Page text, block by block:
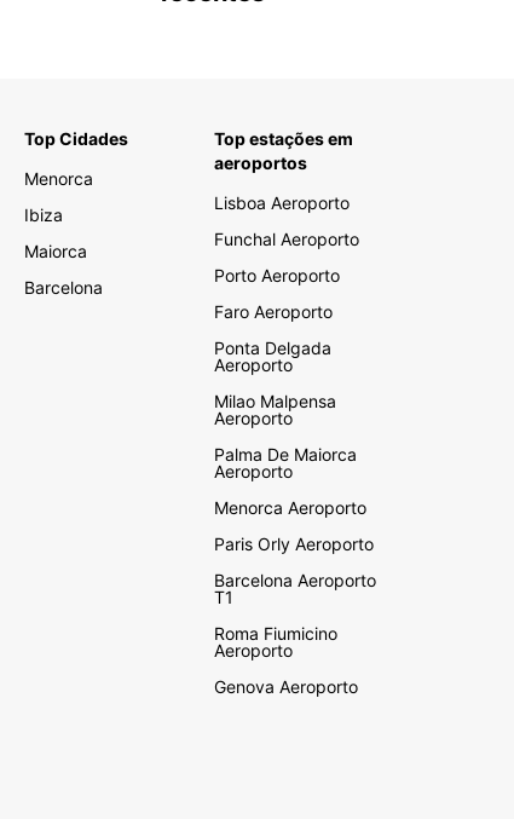
Top Cidades
Menorca
Ibiza
Maiorca
Barcelona
Top estações em
aeroportos
Lisboa Aeroporto
Funchal Aeroporto
Porto Aeroporto
Faro Aeroporto
Ponta Delgada
Aeroporto
Milao Malpensa
Aeroporto
Palma De Maiorca
Aeroporto
Menorca Aeroporto
Paris Orly Aeroporto
Barcelona Aeroporto
T1
Roma Fiumicino
Aeroporto
Genova Aeroporto